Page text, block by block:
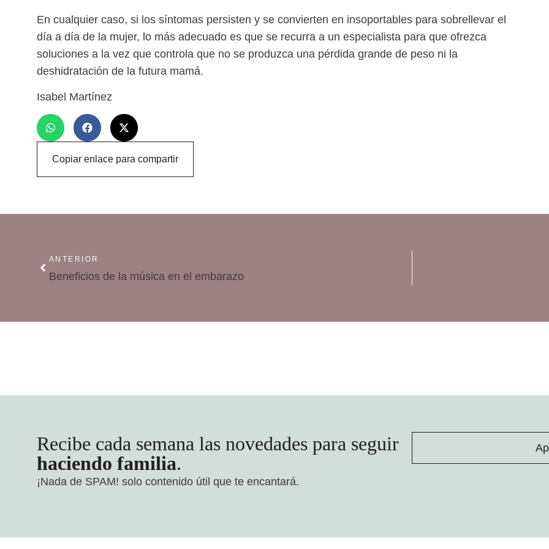
En cualquier caso, si los síntomas persisten y se convierten en insoportables para sobrellevar el
día a día de la mujer, lo más adecuado es que se recurra a un especialista para que ofrezca
soluciones a la vez que controla que no se produzca una pérdida grande de peso ni la
deshidratación de la futura mamá.
Isabel Martínez
Copiar enlace para compartir
ANTERIOR
Beneficios de la música en el embarazo
Recibe cada semana las novedades para seguir
haciendo familia.
¡Nada de SPAM! solo contenido útil que te encantará.